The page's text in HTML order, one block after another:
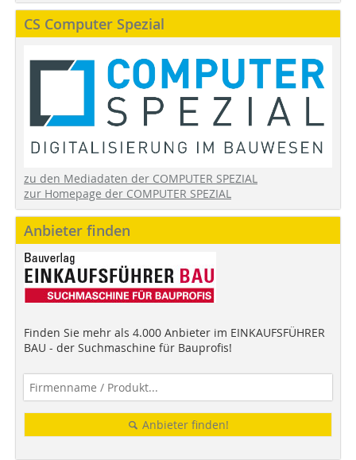
CS Computer Spezial
zu den Mediadaten der COMPUTER SPEZIAL
zur Homepage der COMPUTER SPEZIAL
Anbieter finden
Finden Sie mehr als 4.000 Anbieter im EINKAUFSFÜHRER
BAU - der Suchmaschine für Bauprofis!
Anbieter finden!